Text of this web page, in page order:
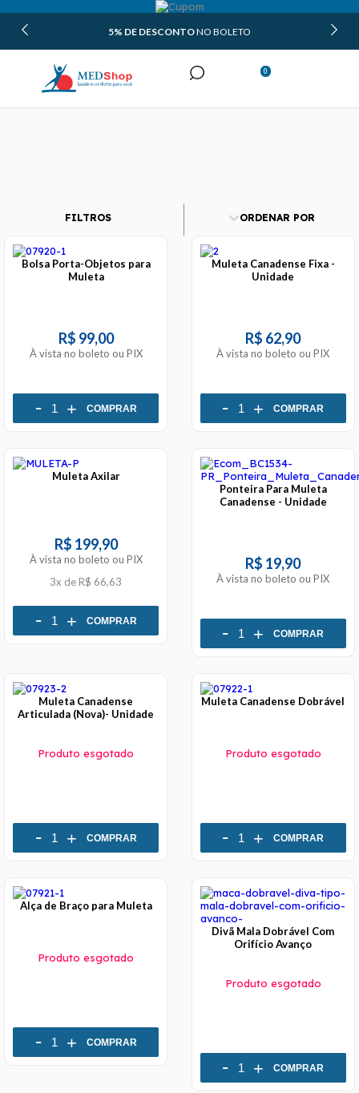
5% DE DESCONTONO BOLETO
0
FILTROS ORDENAR POR
Bolsa Porta-Objetos para
Muleta
R$ 99,00
À vista no boleto ou PIX
- + COMPRAR
Muleta Canadense Fixa -
Unidade
R$ 62,90
À vista no boleto ou PIX
- + COMPRAR
Muleta Axilar
R$ 199,90
À vista no boleto ou PIX
3x de R$ 66,63
- + COMPRAR
Ponteira Para Muleta
Canadense - Unidade
R$ 19,90
À vista no boleto ou PIX
- + COMPRAR
Muleta Canadense
Articulada (Nova)- Unidade
Produto esgotado
- + COMPRAR
Muleta Canadense Dobrável
Produto esgotado
- + COMPRAR
Alça de Braço para Muleta
Produto esgotado
- + COMPRAR
Divã Mala Dobrável Com
Orifício Avanço
Produto esgotado
- + COMPRAR